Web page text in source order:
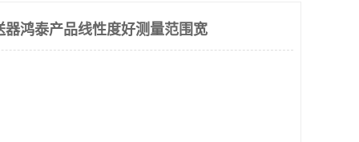
鸿泰产品线性度好测量范围宽